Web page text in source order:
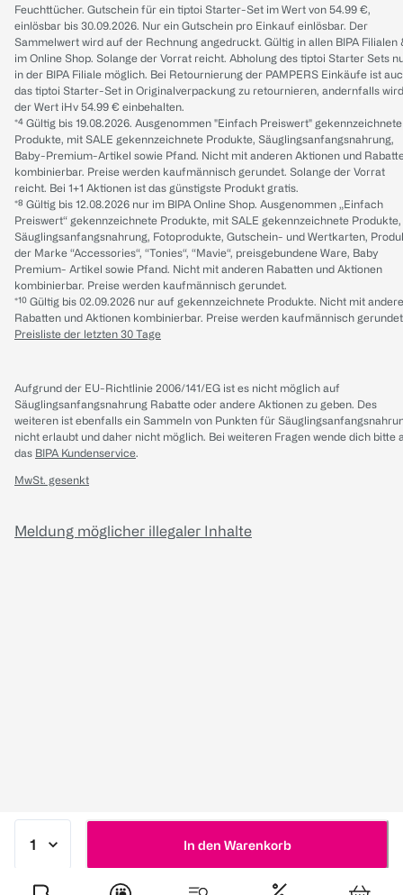
In den Warenkorb
Feuchttücher. Gutschein für ein tiptoi Starter-Set im Wert von 54.99 €,
einlösbar bis 30.09.2026. Nur ein Gutschein pro Einkauf einlösbar. Der
Sammelwert wird auf der Rechnung angedruckt. Gültig in allen BIPA Filialen
im Online Shop. Solange der Vorrat reicht. Abholung des tiptoi Starter Sets
in der BIPA Filiale möglich. Bei Retournierung der PAMPERS Einkäufe ist
das tiptoi Starter-Set in Originalverpackung zu retournieren, andernfalls wird
der Wert iHv 54.99 € einbehalten.
*⁴ Gültig bis 19.08.2026. Ausgenommen "Einfach Preiswert" gekennzeichnete
Produkte, mit SALE gekennzeichnete Produkte, Säuglingsanfangsnahrung,
Baby-Premium-Artikel sowie Pfand. Nicht mit anderen Aktionen und
kombinierbar. Preise werden kaufmännisch gerundet. Solange der Vorrat
reicht. Bei 1+1 Aktionen ist das günstigste Produkt gratis.
*⁸ Gültig bis 12.08.2026 nur im BIPA Online Shop. Ausgenommen „Einfach
Preiswert“ gekennzeichnete Produkte, mit SALE gekennzeichnete Produkte,
Säuglingsanfangsnahrung, Fotoprodukte, Gutschein- und Wertkarten,
der Marke “Accessories“, “Tonies“, “Mavie“, preisgebundene Ware, Baby
Premium- Artikel sowie Pfand. Nicht mit anderen Rabatten und Aktionen
kombinierbar. Preise werden kaufmännisch gerundet.
*¹⁰ Gültig bis 02.09.2026 nur auf gekennzeichnete Produkte. Nicht mit
Rabatten und Aktionen kombinierbar. Preise werden kaufmännisch
Preisliste der letzten 30 Tage
Aufgrund der EU-Richtlinie 2006/141/EG ist es nicht möglich auf
Säuglingsanfangsnahrung Rabatte oder andere Aktionen zu geben. Des
weiteren ist ebenfalls ein Sammeln von Punkten für
nicht erlaubt und daher nicht möglich. Bei weiteren Fragen wende dich bitte
das BIPA Kundenservice.
MwSt. gesenkt
Meldung möglicher illegaler Inhalte